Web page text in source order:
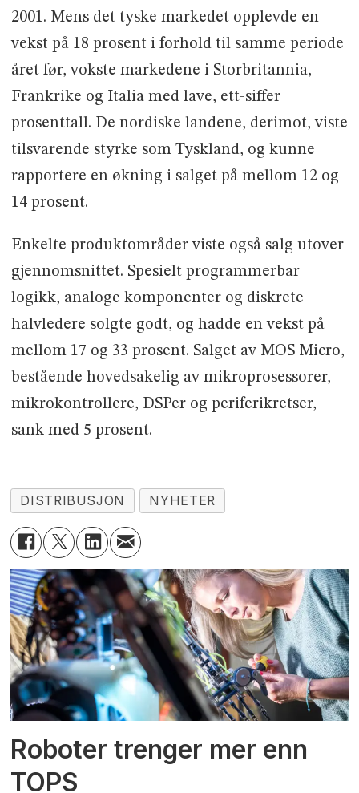
2001. Mens det tyske markedet opplevde en
vekst på 18 prosent i forhold til samme periode
året før, vokste markedene i Storbritannia,
Frankrike og Italia med lave, ett-siffer
prosenttall. De nordiske landene, derimot, viste
tilsvarende styrke som Tyskland, og kunne
rapportere en økning i salget på mellom 12 og
14 prosent.
Enkelte produktområder viste også salg utover
gjennomsnittet. Spesielt programmerbar
logikk, analoge komponenter og diskrete
halvledere solgte godt, og hadde en vekst på
mellom 17 og 33 prosent. Salget av MOS Micro,
bestående hovedsakelig av mikroprosessorer,
mikrokontrollere, DSPer og periferikretser,
sank med 5 prosent.
DISTRIBUSJON NYHETER
Roboter trenger mer enn
TOPS